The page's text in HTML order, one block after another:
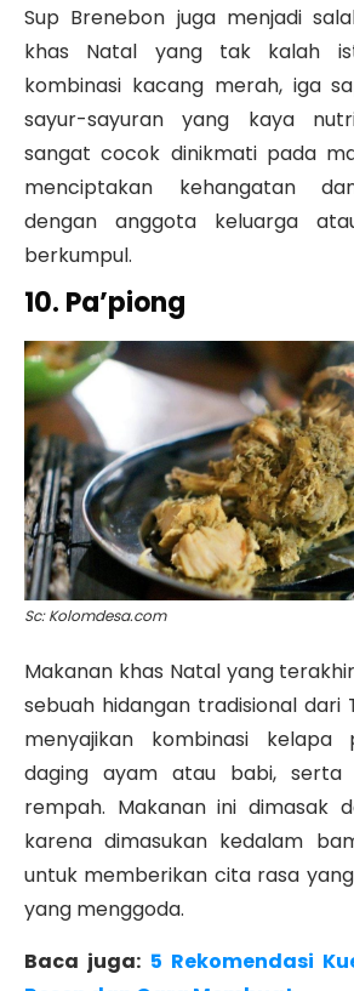
Sup Brenebon juga menjadi
khas Natal yang tak kalah
kombinasi kacang merah, iga
sayur-sayuran yang kaya
sangat cocok dinikmati pada
menciptakan kehangatan
dengan anggota keluarga
berkumpul.
10. Pa’piong
Sc: Kolomdesa.com
Makanan khas Natal yang
sebuah hidangan tradisional dari
menyajikan kombinasi kelapa
daging ayam atau babi, serta
rempah. Makanan ini dimasak
karena dimasukan kedalam
untuk memberikan cita rasa
yang menggoda.
Baca juga: 5 Rekomendasi